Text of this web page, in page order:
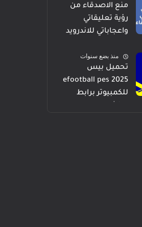
منع الاصدقاء من
رؤية تعليقاتي
واعجاباتي للاندرويد
منذ بضع سنوات
تحميل بيس
efootball pes 2025
للكمبيوتر برابط